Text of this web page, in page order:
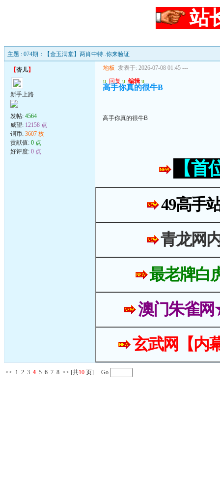
站
主题 : 074期：【金玉满堂】两肖中特..你来验证
【杏儿】
新手上路
发帖: 4564
威望: 12158 点
铜币: 3607 枚
贡献值: 0 点
好评度: 0 点
地板 发表于: 2026-07-08 01:45 ---
u 回复 u 编辑 u
高手你真的很牛B
高手你真的很牛B
【
49高手
青龙网
最老牌白
澳门朱雀
玄武网【内
<< 1 2 3 4 5 6 7 8 >> [共10 页] Go